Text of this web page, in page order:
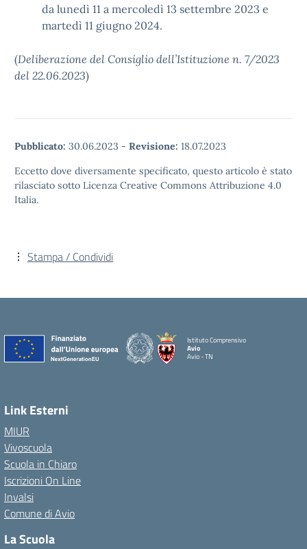
da lunedì 11 a mercoledì 13 settembre 2023 e
martedì 11 giugno 2024.
(Deliberazione del Consiglio dell’Istituzione n. 7/2023
del 22.06.2023)
Pubblicato: 30.06.2023 - Revisione: 18.07.2023
Eccetto dove diversamente specificato, questo articolo è stato
rilasciato sotto Licenza Creative Commons Attribuzione 4.0
Italia.
Stampa / Condividi
Istituto Comprensivo
Avio
Avio - TN
Link Esterni
MIUR
Vivoscuola
Scuola in Chiaro
Iscrizioni On Line
Invalsi
Comune di Avio
La Scuola